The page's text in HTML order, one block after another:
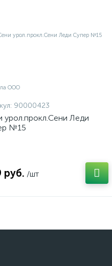
90000423
урол.прокл.Сени Леди
№15
руб. /шт